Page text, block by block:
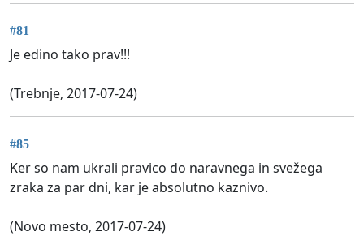
#81
Je edino tako prav!!!
(Trebnje, 2017-07-24)
#85
Ker so nam ukrali pravico do naravnega in svežega
zraka za par dni, kar je absolutno kaznivo.
(Novo mesto, 2017-07-24)